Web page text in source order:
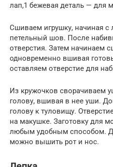
лап,1 бежевая деталь — для
Сшиваем игрушку, начиная с
петельный шов. После
отверстия. Затем начинаем
одновременно вшивая
оставляем отверстие для
Из кружочков сворачиваем
голову, вшивая в нее уши.
голову к туловищу.
на макушке. Заготовку для
любым удобным способом.
можно вышить рот и нос.